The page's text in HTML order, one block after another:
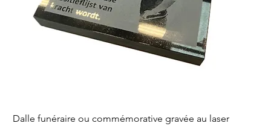
Dalle funéraire ou commémorative gravée au laser